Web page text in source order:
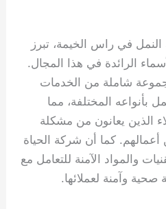
النمل في راس الخيمة، تبرز
الرائدة في هذا المجال.
شاملة من الخدمات
بأنواعه المختلفة، مما
الذين يعانون من مشكلة
أعمالهم. كما أن شركة الحياة
والمواد الآمنة للتعامل مع
وآمنة لعملائها.